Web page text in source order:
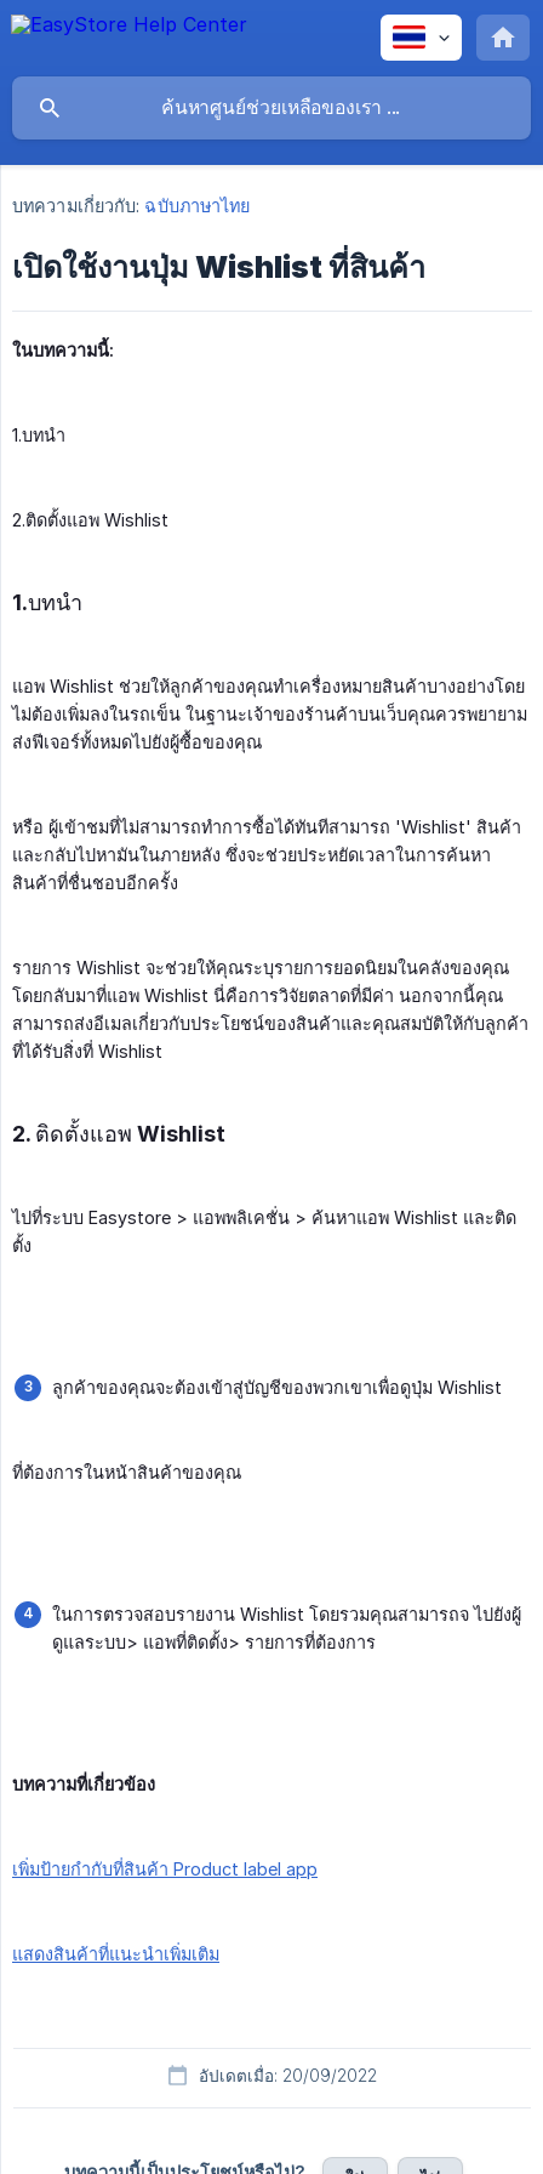
บทความเกี่ยวกับ: ฉบับภาษาไทย
เปิดใช้งานปุ่ม Wishlist ที่สินค้า
ในบทความนี้:
1.บทนำ
2.ติดตั้งแอพ Wishlist
1.บทนำ
แอพ Wishlist ช่วยให้ลูกค้าของคุณทำเครื่องหมายสินค้าบางอย่างโดย
ไม่ต้องเพิ่มลงในรถเข็น ในฐานะเจ้าของร้านค้าบนเว็บคุณควรพยายาม
ส่งฟีเจอร์ทั้งหมดไปยังผู้ซื้อของคุณ
หรือ ผู้เข้าชมที่ไม่สามารถทำการซื้อได้ทันทีสามารถ 'Wishlist' สินค้า
และกลับไปหามันในภายหลัง ซึ่งจะช่วยประหยัดเวลาในการค้นหา
สินค้าที่ชื่นชอบอีกครั้ง
รายการ Wishlist จะช่วยให้คุณระบุรายการยอดนิยมในคลังของคุณ
โดยกลับมาที่แอพ Wishlist นี่คือการวิจัยตลาดที่มีค่า นอกจากนี้คุณ
สามารถส่งอีเมลเกี่ยวกับประโยชน์ของสินค้าและคุณสมบัติให้กับลูกค้า
ที่ได้รับสิ่งที่ Wishlist
2. ติดตั้งแอพ Wishlist
ไปที่ระบบ Easystore > แอพพลิเคชั่น > ค้นหาแอพ Wishlist และติด
ตั้ง
ลูกค้าของคุณจะต้องเข้าสู่บัญชีของพวกเขาเพื่อดูปุ่ม Wishlist
ที่ต้องการในหน้าสินค้าของคุณ
ในการตรวจสอบรายงาน Wishlist โดยรวมคุณสามารถจ ไปยังผู้
ดูแลระบบ> แอพที่ติดตั้ง> รายการที่ต้องการ
บทความที่เกี่ยวข้อง
เพิ่มป้ายกำกับที่สินค้า Product label app
แสดงสินค้าที่แนะนำเพิ่มเติม
อัปเดตเมื่อ: 20/09/2022